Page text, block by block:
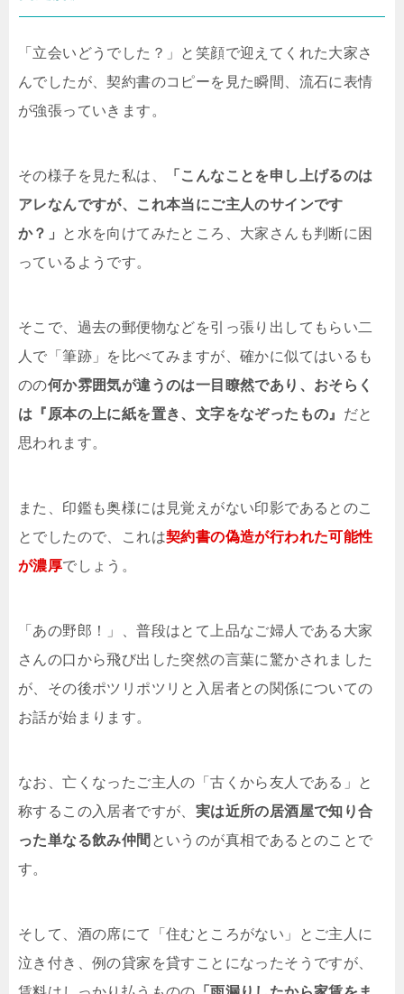
「立会いどうでした？」と笑顔で迎えてくれた大家さ
んでしたが、契約書のコピーを見た瞬間、流石に表情
が強張っていきます。
その様子を見た私は、
「こんなことを申し上げるのは
アレなんですが、これ本当にご主人のサインです
か？」
と水を向けてみたところ、大家さんも判断に困
っているようです。
そこで、過去の郵便物などを引っ張り出してもらい二
人で「筆跡」を比べてみますが、確かに似てはいるも
のの何か雰囲気が違うのは一目瞭然であり、おそらく
は『原本の上に紙を置き、文字をなぞったもの』 だと
思われます。
また、印鑑も奥様には見覚えがない印影であるとのこ
とでしたので、これは契約書の偽造が行われた可能性
が濃厚でしょう。
「あの野郎！」、普段はとて上品なご婦人である大家
さんの口から飛び出した突然の言葉に驚かされました
が、その後ポツリポツリと入居者との関係についての
お話が始まります。
なお、亡くなったご主人の「古くから友人である」と
称するこの入居者ですが、 実は近所の居酒屋で知り合
った単なる飲み仲間 というのが真相であるとのことで
す。
そして、酒の席にて「住むところがない」とご主人に
泣き付き、例の貸家を貸すことになったそうですが、